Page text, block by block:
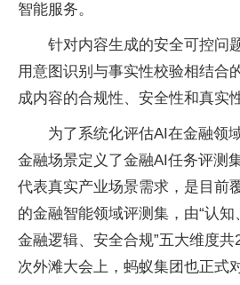
智能服务。
针对内容生成的安全可控问
用意图识别与事实性校验相结合
成内容的合规性、安全性和真实性
为了系统化评估AI在金融领
金融场景定义了金融AI任务评测
代表真实产业场景需求，是目前
的金融智能领域评测集，由“认知
金融逻辑、安全合规”五大维度
次外滩大会上，蚂蚁集团也正式